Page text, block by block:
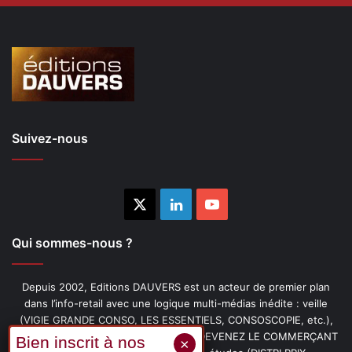
Suivez-nous
LinkedinYouTube
Qui sommes-nous ?
Depuis 2002, Editions DAUVERS est un acteur de premier plan
dans l’info-retail avec une logique multi-médias inédite : veille
(VIGIE GRANDE CONSO, LES ESSENTIELS, CONSOSCOPIE, etc.),
livres (PENSER-CLIENT, IMAGE-PRIX, DEVENEZ LE COMMERÇANT